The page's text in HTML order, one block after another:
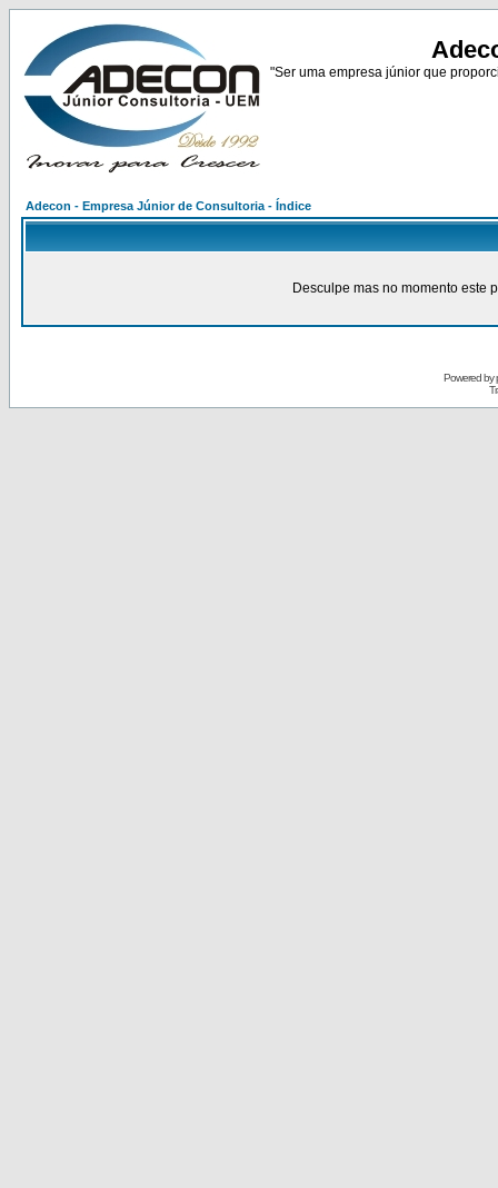
"Ser uma empresa júnior que
Adecon - Empresa Júnior de Consultoria - Índice
Desculpe mas no momento este
Powered by